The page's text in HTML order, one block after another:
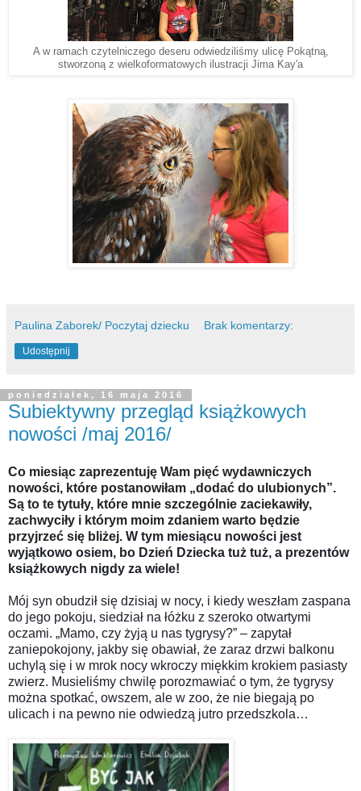
A w ramach czytelniczego deseru odwiedziliśmy ulicę Pokątną,
stworzoną z wielkoformatowych ilustracji Jima Kay'a
Paulina Zaborek/ Poczytaj dziecku Brak komentarzy:
Udostępnij
poniedziałek, 16 maja 2016
Subiektywny przegląd książkowych
nowości /maj 2016/
Co miesiąc zaprezentuję Wam pięć wydawniczych
nowości, które postanowiłam „dodać do ulubionych”.
Są to te tytuły, które mnie szczególnie zaciekawiły,
zachwyciły i którym moim zdaniem warto będzie
przyjrzeć się bliżej. W tym miesiącu nowości jest
wyjątkowo osiem, bo Dzień Dziecka tuż tuż, a prezentów
książkowych nigdy za wiele!
Mój syn obudził się dzisiaj w nocy, i kiedy weszłam zaspana
do jego pokoju, siedział na łóżku z szeroko otwartymi
oczami. „Mamo, czy żyją u nas tygrysy?” – zapytał
zaniepokojony, jakby się obawiał, że zaraz drzwi balkonu
uchylą się i w mrok nocy wkroczy miękkim krokiem pasiasty
zwierz. Musieliśmy chwilę porozmawiać o tym, że tygrysy
można spotkać, owszem, ale w zoo, że nie biegają po
ulicach i na pewno nie odwiedzą jutro przedszkola…